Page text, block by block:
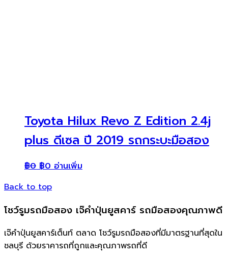
Toyota Hilux Revo Z Edition 2.4j
plus ดีเซล ปี 2019 รถกระบะมือสอง
฿0 ฿0 อ่านเพิ่ม
Back to top
โชว์รูมรถมือสอง เจ๊คำปุ่นยูสคาร์ รถมือสองคุณภาพดี
เจ๊คำปุ่นยูสคาร์เต็นท์ ตลาด โชว์รูมรถมือสองที่มีมาตรฐานที่สุดใน
ชลบุรี ด้วยราคารถที่ถูกและคุณภาพรถที่ดี